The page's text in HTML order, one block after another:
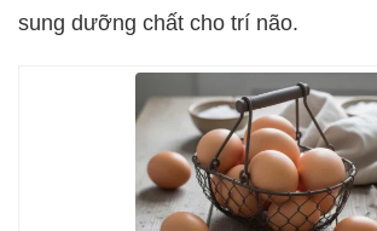
sung dưỡng chất cho trí não.